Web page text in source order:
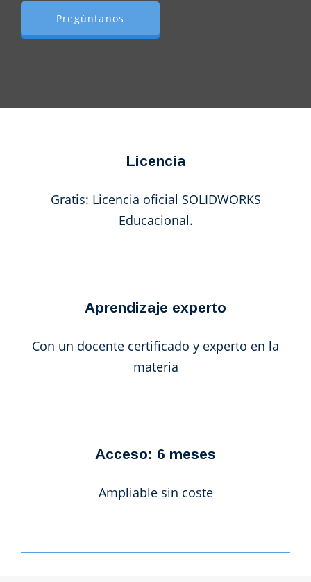
Pregúntanos
Licencia
Gratis: Licencia oficial SOLIDWORKS
Educacional.
Aprendizaje experto
Con un docente certificado y experto en la
materia
Acceso: 6 meses
Ampliable sin coste